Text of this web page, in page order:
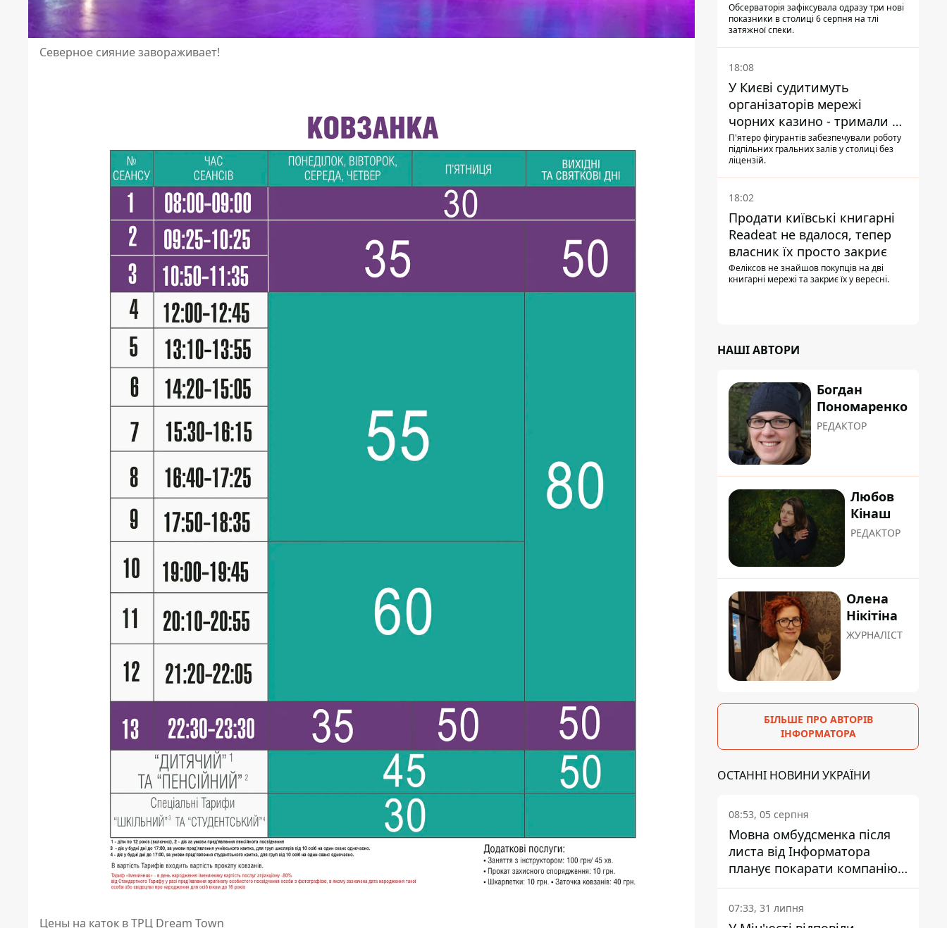
Северное сияние завораживает!
Цены на каток в ТРЦ Dream Town
Обсерваторія зафіксувала одразу три нові
показники в столиці 6 серпня на тлі
затяжної спеки.
18:08
У Києві судитимуть
організаторів мережі
чорних казино - тримали 39
закладів
П'ятеро фігурантів забезпечували роботу
підпільних гральних залів у столиці без
ліцензій.
18:02
Продати київські книгарні
Readeat не вдалося, тепер
власник їх просто закриє
Феліксов не знайшов покупців на дві
книгарні мережі та закриє їх у вересні.
НАШІ АВТОРИ
Богдан
Пономаренко
РЕДАКТОР
Любов
Кінаш
РЕДАКТОР
Олена
Нікітіна
ЖУРНАЛІСТ
БІЛЬШЕ ПРО АВТОРІВ
ІНФОРМАТОРА
ОСТАННІ НОВИНИ УКРАЇНИ
08:53, 05 серпня
Мовна омбудсменка після
листа від Інформатора
планує покарати компанію-
підрядника ПриватБанку
07:33, 31 липня